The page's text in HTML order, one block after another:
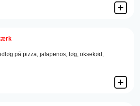
på pizza, jalapenos, løg, oksekød,